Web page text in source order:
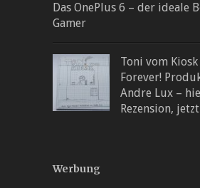
Das OnePlus 6 – der ideale
Gamer
Toni vom
Forever!
Andre Lux –
Rezension,
Werbung